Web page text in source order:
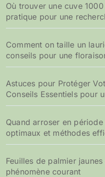
Où trouver une cuve
pratique pour une
Comment on taille un
conseils pour une
Astuces pour Protéger
Conseils Essentiels pour
Quand arroser en
optimaux et méthodes
Feuilles de palmier
phénomène courant